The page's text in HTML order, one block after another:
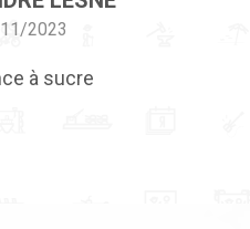
2023
à sucre